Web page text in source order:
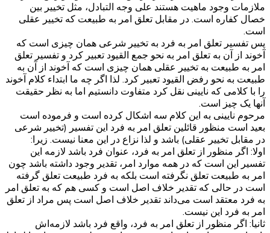
ملازمات وجود ماهیت هستند علی وجه التبادل، مثل تخییر بین
خصال کفاره است. در مقابل تعلق امر به طبیعت که تخییر عقلی
است.
پس تفسیر تعلق امر به فرد به تخییر شرعی همان چیزی است که
آخوند از آن به تعلق امر به نحو جمع القیود تعبیر کرد و تفسیر تعلق
امر به طبیعت به تخییر عقلی همان چیزی است که آخوند از آن به
طبیعت به نحو رفض القیود تعبیر کرد. لذا اگر چه ما ابتداء کلام آخوند
را با کلامی که نایینی نقل کرد متفاوت دانستیم اما به نظر حقیقت
آنها یک چیز است.
مرحوم نایینی به این کلام سه اشکال کرده است و فرموده است
بعید است منظور قائلین تعلق امر به فرد این تفسیر (تخییر شرعی
در مقابل تخییر عقلی) باشد و لذا نزاع در این معنا نیست. زیرا:
اولا: اگر منظور از تعلق امر به فرد، عنوان فرد باشد لازمه این
تفسیر این است که در همه موارد امر، تقدیر وجود داشته باشد چون
امر به طبیعت تعلق نگرفته است بلکه به فرد طبیعت تعلق گرفته
است در حالی که تقدیر خلاف اصل است و کسی هم که به تعلق امر
به فرد معتقد است می‌داند تقدیر خلاف اصل است پس مراد از تعلق
امر به فرد این نیست.
ثانیا: اگر منظور از تعلق امر به فرد، واقع فرد باشد لازمه‌اش